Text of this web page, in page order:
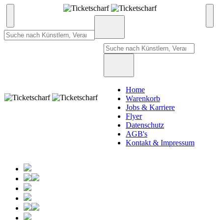
Home
Warenkorb
Jobs & Karriere
Flyer
Datenschutz
AGB's
Kontakt & Impressum